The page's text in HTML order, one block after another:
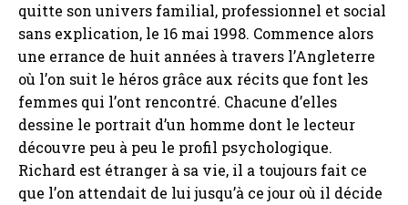
quitte son univers familial, professionnel et social
sans explication, le 16 mai 1998. Commence alors
une errance de huit années à travers l’Angleterre
où l’on suit le héros grâce aux récits que font les
femmes qui l’ont rencontré. Chacune d’elles
dessine le portrait d’un homme dont le lecteur
découvre peu à peu le profil psychologique.
Richard est étranger à sa vie, il a toujours fait ce
que l’on attendait de lui jusqu’à ce jour où il décide